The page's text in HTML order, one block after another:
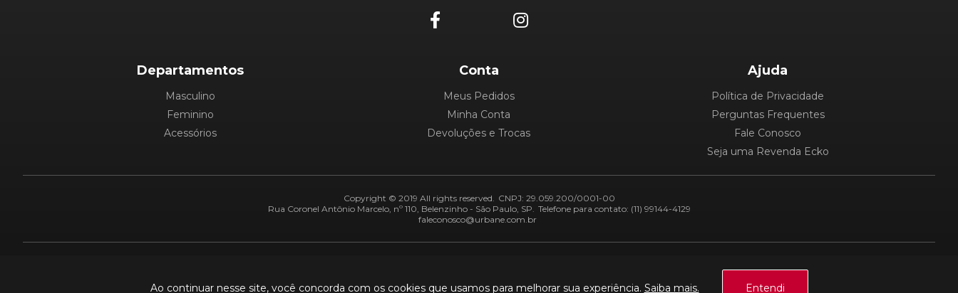
Ao continuar nesse site, você concorda com os cookies que usamos para melhorar sua experiência. Saiba mais. Entendi
Departamentos
Masculino
Feminino
Acessórios
Conta
Meus Pedidos
Minha Conta
Devoluções e Trocas
Ajuda
Política de Privacidade
Perguntas Frequentes
Fale Conosco
Seja uma Revenda Ecko
Copyright © 2019 All rights reserved. CNPJ: 29.059.200/0001-00
Rua Coronel Antônio Marcelo, nº 110, Belenzinho - São Paulo, SP. Telefone para contato: (11) 99144-4129
faleconosco@urbane.com.br